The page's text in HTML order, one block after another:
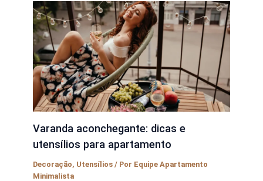
Varanda aconchegante: dicas e
utensílios para apartamento
Decoração, Utensílios / Por Equipe Apartamento
Minimalista